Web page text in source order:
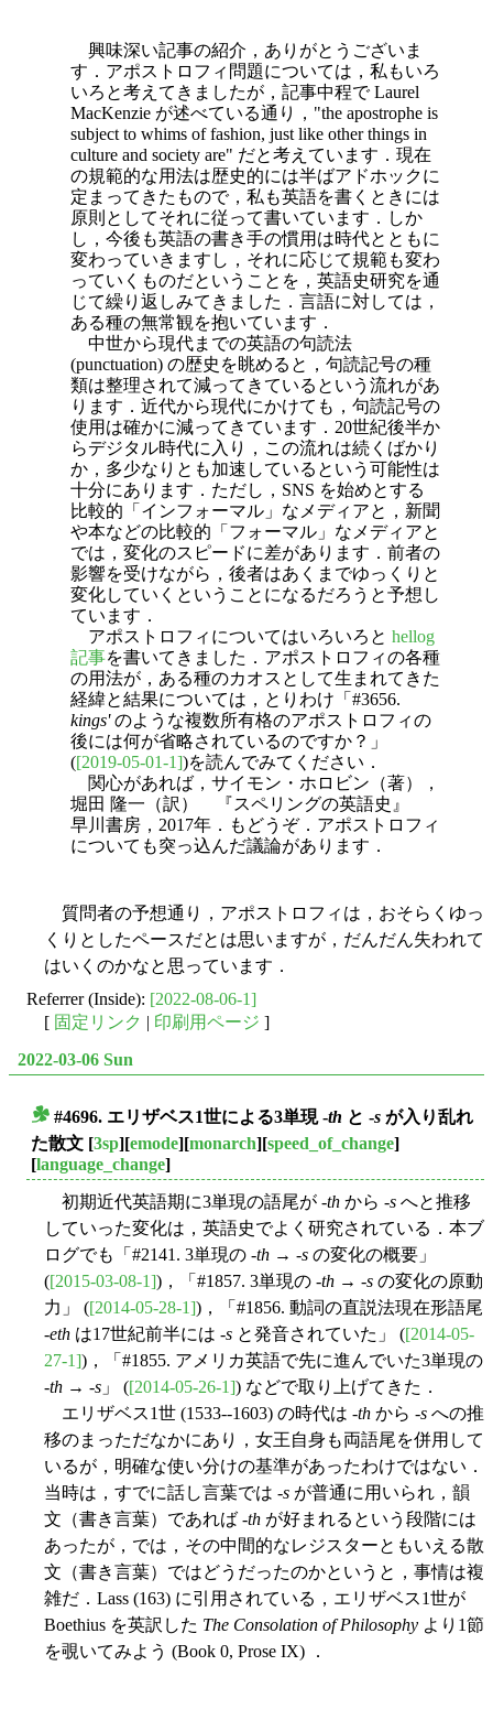
興味深い記事の紹介，ありがとうございま
す．アポストロフィ問題については，私もいろ
いろと考えてきましたが，記事中程で Laurel
MacKenzie が述べている通り，"the apostrophe is
subject to whims of fashion, just like other things in
culture and society are" だと考えています．現在
の規範的な用法は歴史的には半ばアドホックに
定まってきたもので，私も英語を書くときには
原則としてそれに従って書いています．しか
し，今後も英語の書き手の慣用は時代とともに
変わっていきますし，それに応じて規範も変わ
っていくものだということを，英語史研究を通
じて繰り返しみてきました．言語に対しては，
ある種の無常観を抱いています．
中世から現代までの英語の句読法
(punctuation) の歴史を眺めると，句読記号の種
類は整理されて減ってきているという流れがあ
ります．近代から現代にかけても，句読記号の
使用は確かに減ってきています．20世紀後半か
らデジタル時代に入り，この流れは続くばかり
か，多少なりとも加速しているという可能性は
十分にあります．ただし，SNS を始めとする
比較的「インフォーマル」なメディアと，新聞
や本などの比較的「フォーマル」なメディアと
では，変化のスピードに差があります．前者の
影響を受けながら，後者はあくまでゆっくりと
変化していくということになるだろうと予想し
ています．
アポストロフィについてはいろいろと hellog
記事を書いてきました．アポストロフィの各種
の用法が，ある種のカオスとして生まれてきた
経緯と結果については，とりわけ「#3656.
kings'のような複数所有格のアポストロフィの
後には何が省略されているのですか？」
([2019-05-01-1])を読んでみてください．
関心があれば，サイモン・ホロビン（著），
堀田 隆一（訳） 『スペリングの英語史』
早川書房，2017年．もどうぞ．アポストロフィ
についても突っ込んだ議論があります．
質問者の予想通り，アポストロフィは，おそらくゆっ
くりとしたペースだとは思いますが，だんだん失われて
はいくのかなと思っています．
Referrer (Inside): [2022-08-06-1]
[ 固定リンク | 印刷用ページ ]
2022-03-06 Sun
#4696. エリザベス1世による3単現 -th と -s が入り乱れ
た散文 [3sp][emode][monarch][speed_of_change]
[language_change]
初期近代英語期に3単現の語尾が -th から -s へと推移
していった変化は，英語史でよく研究されている．本ブ
ログでも「#2141. 3単現の -th → -s の変化の概要」
([2015-03-08-1])，「#1857. 3単現の -th → -s の変化の原動
力」 ([2014-05-28-1])，「#1856. 動詞の直説法現在形語尾
-eth は17世紀前半には -s と発音されていた」 ([2014-05-
27-1])，「#1855. アメリカ英語で先に進んでいた3単現の
-th → -s 」 ([2014-05-26-1]) などで取り上げてきた．
エリザベス1世 (1533--1603) の時代は -th から -s への推
移のまっただなかにあり，女王自身も両語尾を併用して
いるが，明確な使い分けの基準があったわけではない．
当時は，すでに話し言葉では -s が普通に用いられ，韻
文（書き言葉）であれば -th が好まれるという段階には
あったが，では，その中間的なレジスターともいえる散
文（書き言葉）ではどうだったのかというと，事情は複
雑だ．Lass (163) に引用されている，エリザベス1世が
Boethius を英訳した The Consolation of Philosophy より1節
を覗いてみよう (Book 0, Prose IX) ．